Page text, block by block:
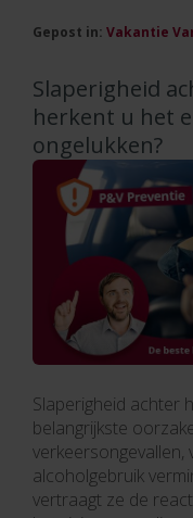
Gepost in: Vakantie
Slaperigheid
herkent u het
ongelukken?
Slaperigheid achter
belangrijkste
alcoholgebruik
vertraagt ze de